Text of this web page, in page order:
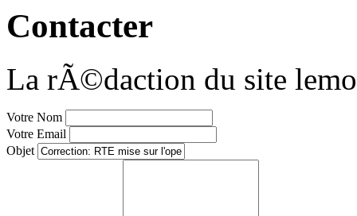
Contacter
La rÃ©daction du site
Votre Nom
Votre Email
Objet